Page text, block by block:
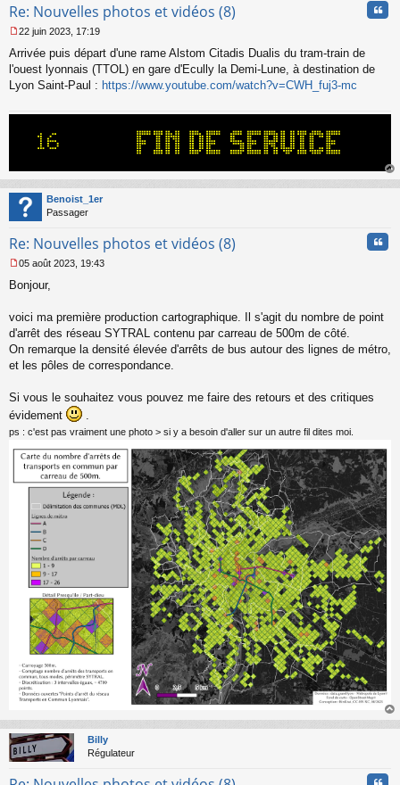
o
l
u
Re: Nouvelles photos et vidéos (8)
e
s
s
l
u
22 juin 2023, 17:19
Arrivée puis départ d'une rame Alstom Citadis Dualis du tram-train de
l'ouest lyonnais (TTOL) en gare d'Ecully la Demi-Lune, à destination de
Lyon Saint-Paul : https://www.youtube.com/watch?v=CWH_fuj3-mc
au
Benoist_1er
Passager
Re: Nouvelles photos et vidéos (8)
e
s
g
e
n
u
05 août 2023, 19:43
Bonjour,
voici ma première production cartographique. Il s'agit du nombre de point
d'arrêt des réseau SYTRAL contenu par carreau de 500m de côté.
On remarque la densité élevée d'arrêts de bus autour des lignes de métro,
et les pôles de correspondance.
Si vous le souhaitez vous pouvez me faire des retours et des critiques
évidement
.
ps : c'est pas vraiment une photo > si y a besoin d'aller sur un autre fil dites moi.
au
Billy
Régulateur